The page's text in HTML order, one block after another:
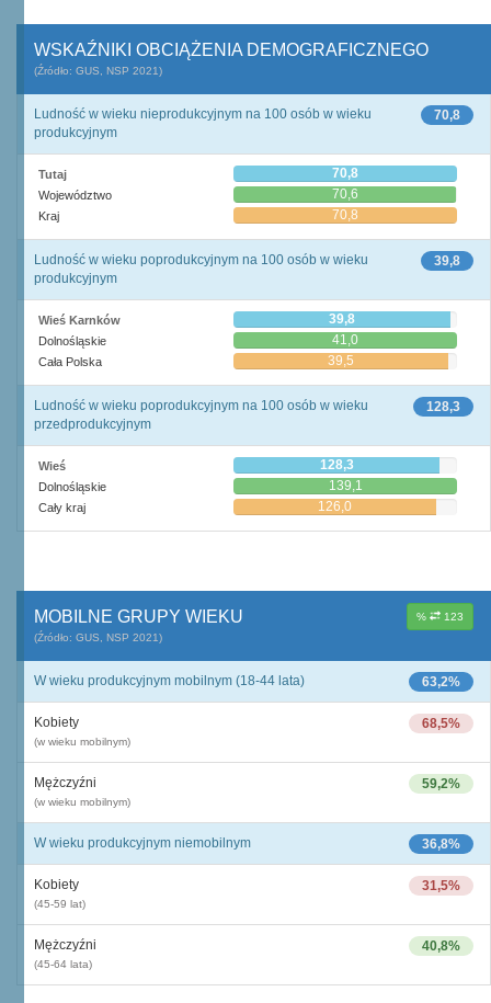
WSKAŹNIKI OBCIĄŻENIA DEMOGRAFICZNEGO
(Źródło: GUS, NSP 2021)
70,8
Ludność w wieku nieprodukcyjnym na 100 osób w wieku
produkcyjnym
Tutaj 70,8
Województwo 70,6
Kraj 70,8
39,8
Ludność w wieku poprodukcyjnym na 100 osób w wieku
produkcyjnym
Wieś Karnków 39,8
Dolnośląskie 41,0
Cała Polska 39,5
128,3
Ludność w wieku poprodukcyjnym na 100 osób w wieku
przedprodukcyjnym
Wieś 128,3
Dolnośląskie 139,1
Cały kraj 126,0
% 123
MOBILNE GRUPY WIEKU
(Źródło: GUS, NSP 2021)
63,2%
W wieku produkcyjnym mobilnym (18-44 lata)
68,5%
Kobiety
(w wieku mobilnym)
59,2%
Mężczyźni
(w wieku mobilnym)
36,8%
W wieku produkcyjnym niemobilnym
31,5%
Kobiety
(45-59 lat)
40,8%
Mężczyźni
(45-64 lata)